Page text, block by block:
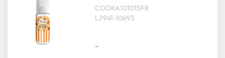
COOKA101015FR
L2941-10693
-